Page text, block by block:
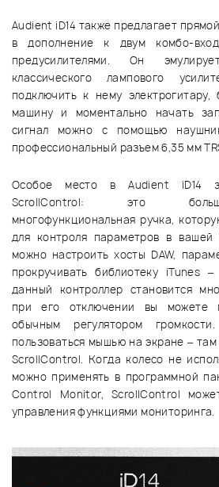
Audient iD14 также предлагает
в дополнение к двум комбо-
предусилителями. Он
классического лампового
подключить к нему
машину и моментально начать
сигнал можно с помощью
профессиональный разъем 6,35 мм
Особое место в Audient iD14
ScrollControl: это
многофункциональная ручка,
для контроля параметров в
можно настроить хосты DAW,
прокручивать библиотеку iTunes
данный контроллер становится
при его отключении вы можете
обычным регулятором
пользоваться мышью на экране –
ScrollControl. Когда колесо не
можно применять в программной
Control Monitor, ScrollControl
управления функциями мониторинга.